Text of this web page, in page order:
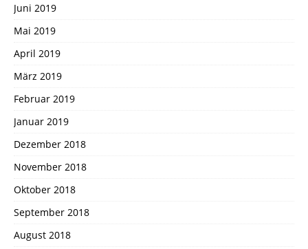
Juni 2019
Mai 2019
April 2019
März 2019
Februar 2019
Januar 2019
Dezember 2018
November 2018
Oktober 2018
September 2018
August 2018